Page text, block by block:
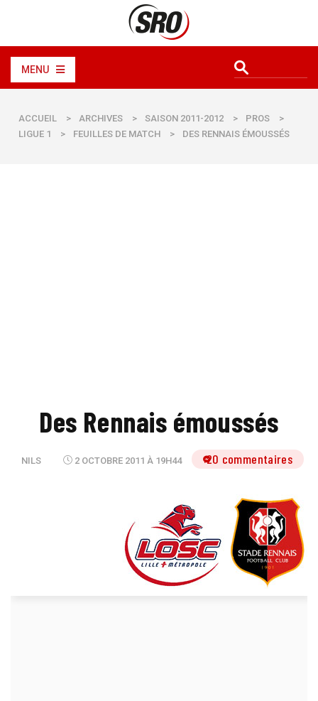
MENU
ACCUEIL > ARCHIVES > SAISON 2011-2012 > PROS
>
LIGUE 1
> FEUILLES DE MATCH > DES RENNAIS ÉMOUSSÉS
Des Rennais émoussés
NILS 2 OCTOBRE 2011 À 19H44 20 commentaires